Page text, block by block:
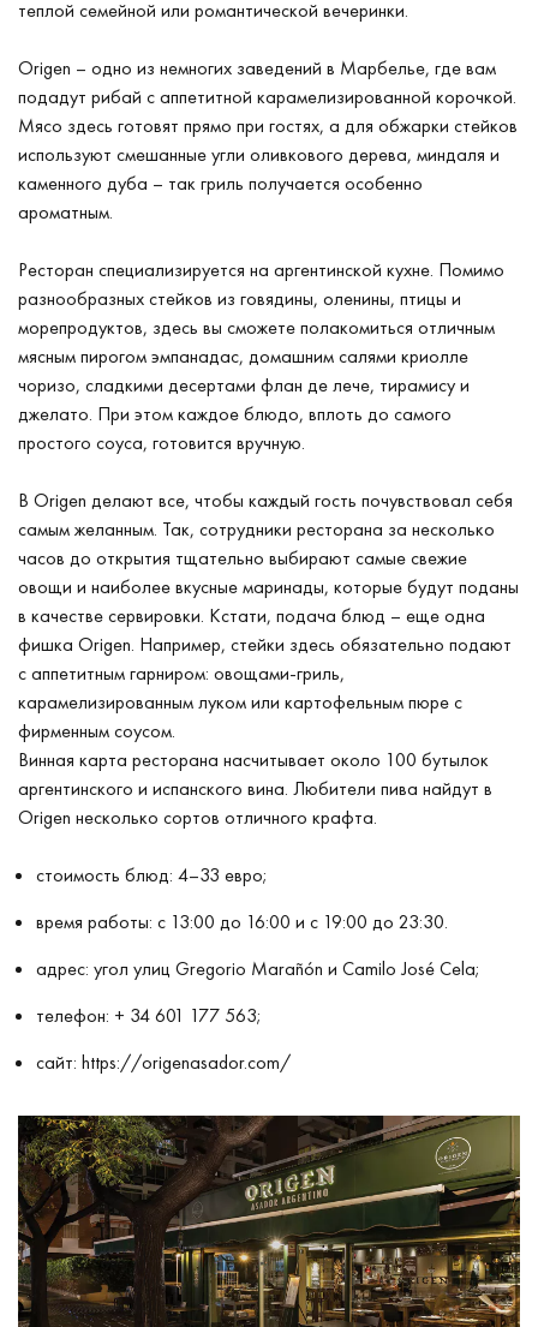
теплой семейной или романтической вечеринки.
Origen – одно из немногих заведений в Марбелье, где вам
подадут рибай с аппетитной карамелизированной корочкой.
Мясо здесь готовят прямо при гостях, а для обжарки стейков
используют смешанные угли оливкового дерева, миндаля и
каменного дуба – так гриль получается особенно
ароматным.
Ресторан специализируется на аргентинской кухне. Помимо
разнообразных стейков из говядины, оленины, птицы и
морепродуктов, здесь вы сможете полакомиться отличным
мясным пирогом эмпанадас, домашним салями криолле
чоризо, сладкими десертами флан де лече, тирамису и
джелато. При этом каждое блюдо, вплоть до самого
простого соуса, готовится вручную.
В Origen делают все, чтобы каждый гость почувствовал себя
самым желанным. Так, сотрудники ресторана за несколько
часов до открытия тщательно выбирают самые свежие
овощи и наиболее вкусные маринады, которые будут поданы
в качестве сервировки. Кстати, подача блюд – еще одна
фишка Origen. Например, стейки здесь обязательно подают
с аппетитным гарниром: овощами-гриль,
карамелизированным луком или картофельным пюре с
фирменным соусом.
Винная карта ресторана насчитывает около 100 бутылок
аргентинского и испанского вина. Любители пива найдут в
Origen несколько сортов отличного крафта.
стоимость блюд: 4–33 евро;
время работы: с 13:00 до 16:00 и с 19:00 до 23:30.
адрес: угол улиц Gregorio Marañón и Camilo José Cela;
телефон: + 34 601 177 563;
сайт: https://origenasador.com/